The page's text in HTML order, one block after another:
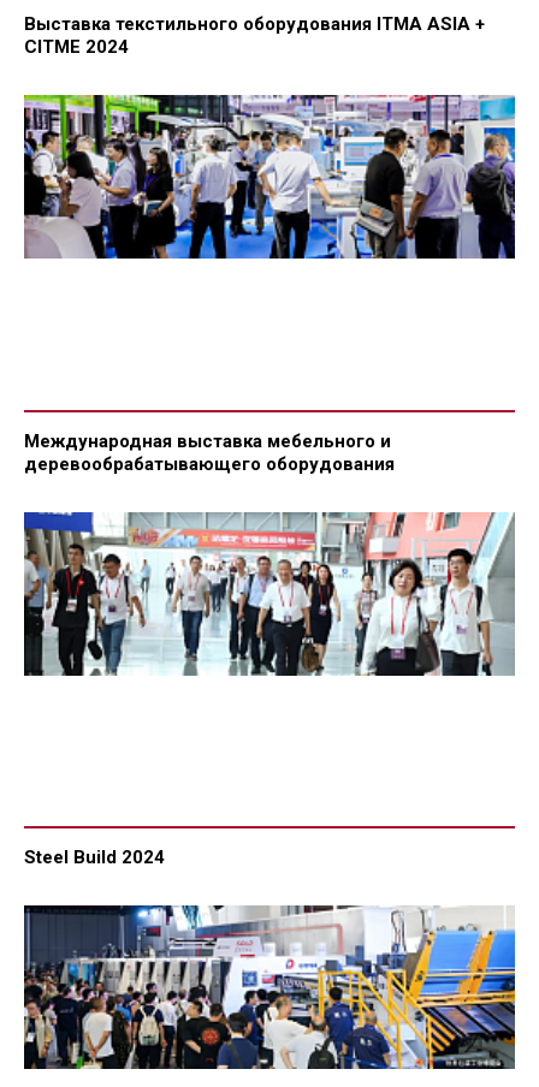
Выставка текстильного оборудования ITMA ASIA +
CITME 2024
Международная выставка мебельного и
деревообрабатывающего оборудования
Steel Build 2024